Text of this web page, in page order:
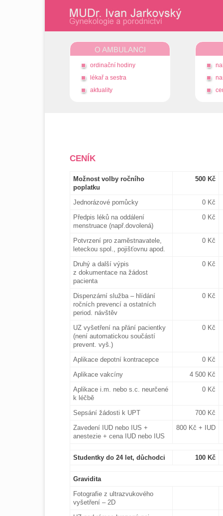
ordinační hodiny
lékař a sestra
aktuality
CENÍK
Možnost volby ročního
poplatku
500 Kč
Jednorázové pomůcky
0 Kč
Předpis léků na oddálení
menstruace (např.dovolená)
0 Kč
Potvrzení pro zaměstnavatele,
leteckou spol., pojišťovnu apod.
0 Kč
Druhý a další výpis
z dokumentace na žádost
pacienta
0 Kč
Dispenzární služba – hlídání
ročních prevencí a ostatních
period. návštěv
0 Kč
UZ vyšetření na přání pacientky
(není automatickou součástí
prevent. vyš.)
0 Kč
Aplikace depotní kontracepce
0 Kč
Aplikace vakcíny
4 500 Kč
Aplikace i.m. nebo s.c. neurčené
k léčbě
0 Kč
Sepsání žádosti k UPT
700 Kč
Zavedení IUD nebo IUS +
anestezie + cena IUD nebo IUS
800 Kč + IUD
Studentky do 24 let, důchodci 100 Kč
Gravidita
Fotografie z ultrazvukového
vyšetření – 2D